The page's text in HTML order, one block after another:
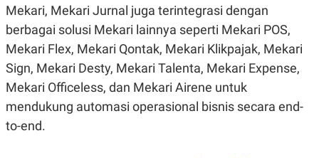
Mekari, Mekari Jurnal juga terintegrasi dengan
berbagai solusi Mekari lainnya seperti Mekari POS,
Mekari Flex, Mekari Qontak, Mekari Klikpajak, Mekari
Sign, Mekari Desty, Mekari Talenta, Mekari Expense,
Mekari Officeless, dan Mekari Airene untuk
mendukung automasi operasional bisnis secara end-
to-end.